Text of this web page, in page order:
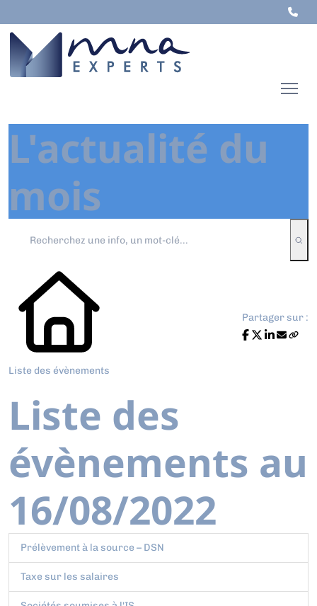
L'actualité du
mois
Liste des évènements
Partager sur :
Liste des
évènements au
16/08/2022
Prélèvement à la source – DSN
Taxe sur les salaires